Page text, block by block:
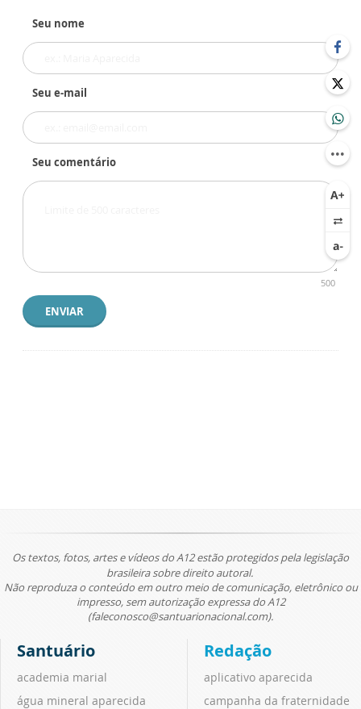
Seu nome
Seu e-mail
Seu comentário
500
ENVIAR
Os textos, fotos, artes e vídeos do A12 estão protegidos pela legislação
brasileira sobre direito autoral.
Não reproduza o conteúdo em outro meio de comunicação, eletrônico ou
impresso, sem autorização expressa do A12
(faleconosco@santuarionacional.com).
Santuário
academia marial
água mineral aparecida
Redação
aplicativo aparecida
campanha da fraternidade